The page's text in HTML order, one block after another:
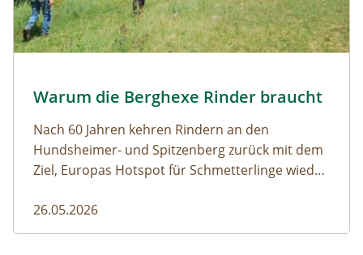
Naturmagazin: Warum die Berghexe Rinder braucht
Warum die Berghexe Rinder braucht
Nach 60 Jahren kehren Rindern an den
Hundsheimer- und Spitzenberg zurück mit dem
Ziel, Europas Hotspot für Schmetterlinge wieder
26.05.2026